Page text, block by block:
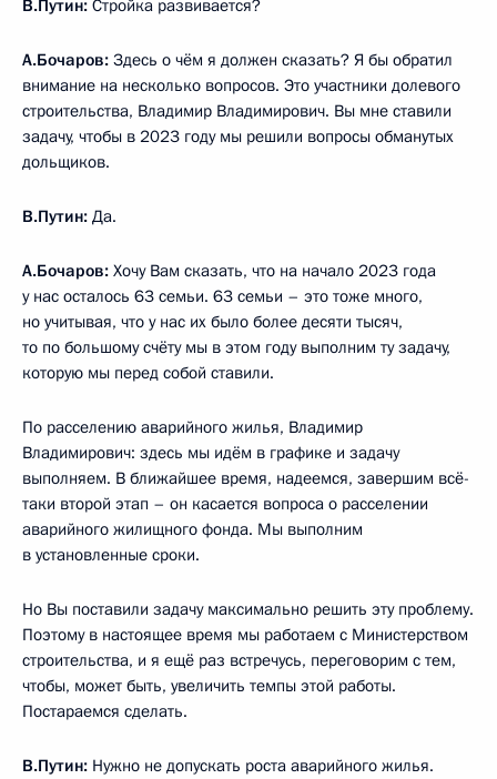
В.Путин: Стройка развивается?
А.Бочаров: Здесь о чём я должен сказать? Я бы обратил
внимание на несколько вопросов. Это участники долевого
строительства, Владимир Владимирович. Вы мне ставили
задачу, чтобы в 2023 году мы решили вопросы обманутых
дольщиков.
В.Путин: Да.
А.Бочаров: Хочу Вам сказать, что на начало 2023 года
у нас осталось 63 семьи. 63 семьи – это тоже много,
но учитывая, что у нас их было более десяти тысяч,
то по большому счёту мы в этом году выполним ту задачу,
которую мы перед собой ставили.
По расселению аварийного жилья, Владимир
Владимирович: здесь мы идём в графике и задачу
выполняем. В ближайшее время, надеемся, завершим всё-
таки второй этап – он касается вопроса о расселении
аварийного жилищного фонда. Мы выполним
в установленные сроки.
Но Вы поставили задачу максимально решить эту проблему.
Поэтому в настоящее время мы работаем с Министерством
строительства, и я ещё раз встречусь, переговорим с тем,
чтобы, может быть, увеличить темпы этой работы.
Постараемся сделать.
В.Путин: Нужно не допускать роста аварийного жилья.